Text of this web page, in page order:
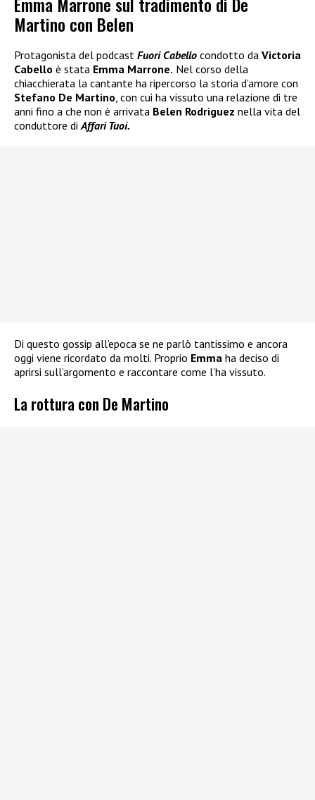
Martino con Belen
Protagonista del podcast Fuori Cabello condotto da Victoria
Cabello è stata Emma Marrone. Nel corso della
chiacchierata la cantante ha ripercorso la storia d’amore con
Stefano De Martino , con cui ha vissuto una relazione di tre
anni fino a che non è arrivata Belen Rodriguez nella vita del
conduttore di Affari Tuoi.
Di questo gossip all’epoca se ne parlò tantissimo e ancora
oggi viene ricordato da molti. Proprio Emma ha deciso di
aprirsi sull’argomento e raccontare come l’ha vissuto.
La rottura con De Martino